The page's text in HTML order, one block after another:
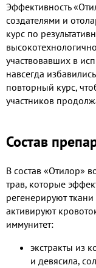
Эффективность
создателями и
курс по
участвовавших в
навсегда
повторный курс,
участников
Состав
В состав «Отилор»
трав, которые
регенерируют
активируют
иммунитет:
экстракты из
и девясила,